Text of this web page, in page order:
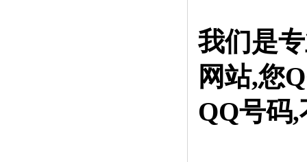
我们是
网站,您
QQ号码